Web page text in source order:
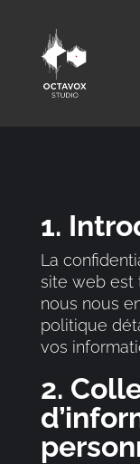
1.
La
site web est
nous nous
politique
vos
2.